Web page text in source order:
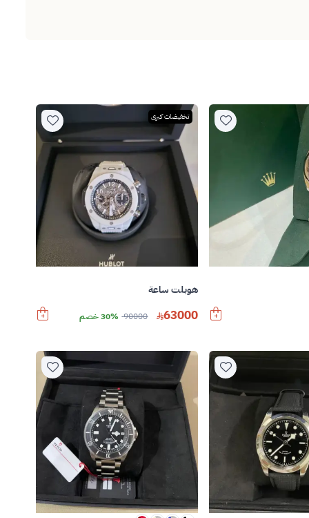
تخفيضات كبرى
هوبلت ساعة
63000
90000 30% خصم